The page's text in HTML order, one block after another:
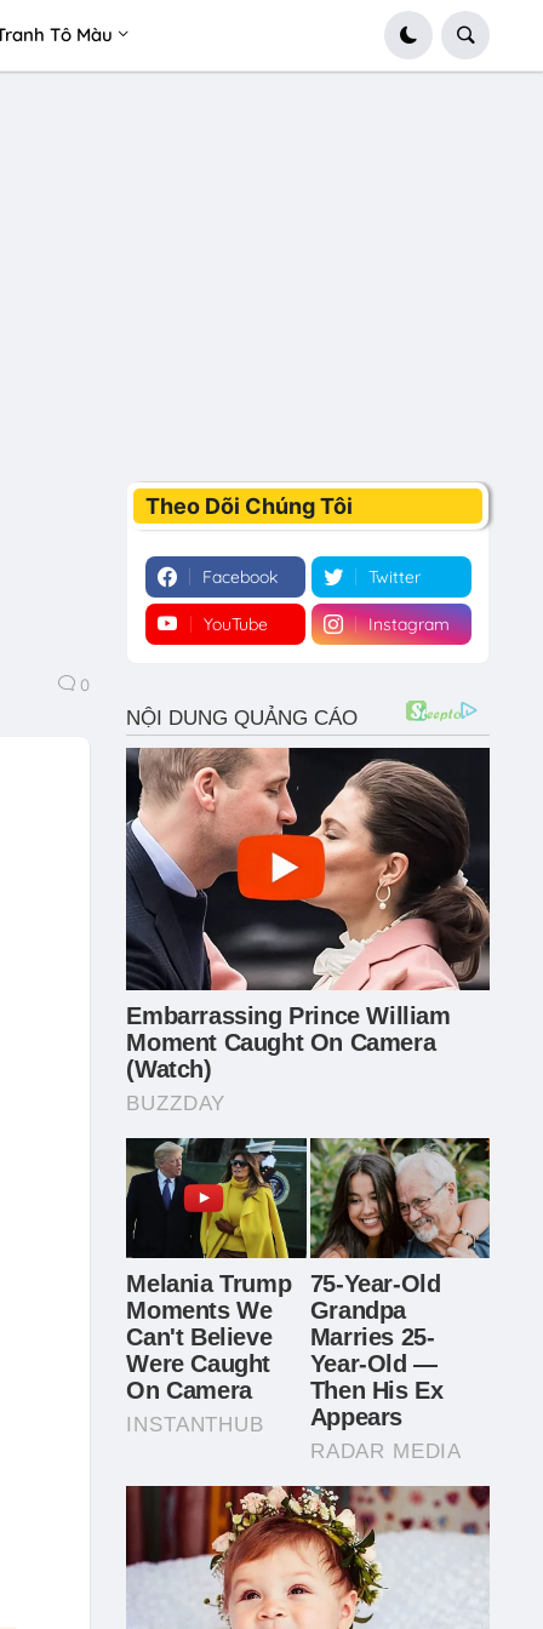
Tô Màu
0
Theo Dõi Chúng Tôi
Facebook Twitter
YouTube Instagram